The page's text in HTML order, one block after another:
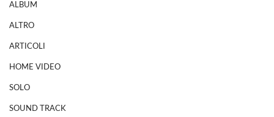
ALBUM
ALTRO
ARTICOLI
HOME VIDEO
SOLO
SOUND TRACK